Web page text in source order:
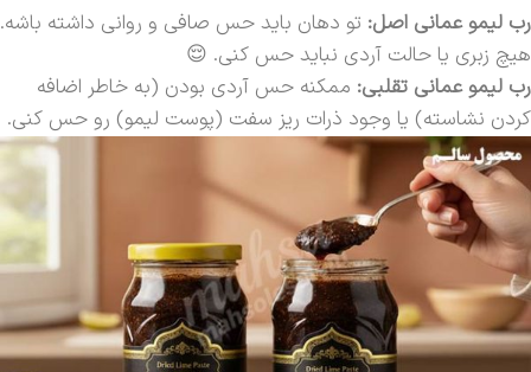
رب لیمو عمانی اصل: تو دهان باید حس صافی و روانی داشته باشه.
هیچ زبری یا حالت آردی نباید حس کنی. 😌
رب لیمو عمانی تقلبی: ممکنه حس آردی بودن (به خاطر اضافه
کردن نشاسته) یا وجود ذرات ریز سفت (پوست لیمو) رو حس کنی.